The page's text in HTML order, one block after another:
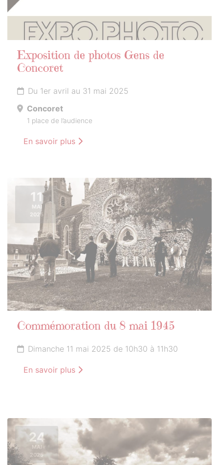
Exposition de photos Gens de
Concoret
Du 1er avril au 31 mai 2025
Concoret
1 place de l’audience
En savoir plus
11
MAI
2025
Commémoration du 8 mai 1945
Dimanche 11 mai 2025 de 10h30 à 11h30
En savoir plus
24
MAI
2025